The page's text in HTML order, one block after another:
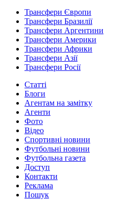
Трансфери Європи
Трансфери Бразилії
Трансфери Аргентини
Трансфери Америки
Трансфери Африки
Трансфери Азії
Трансфери Росії
Статті
Блоги
Агентам на замітку
Агенти
Фото
Відео
Спортивні новини
Футбольні новини
Футбольна газета
Доступ
Контакти
Реклама
Пошук